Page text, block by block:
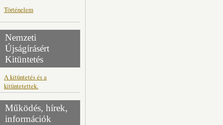
Történelem
Nemzeti
Újságírásért
Kitüntetés
A kitüntetés és a
kitüntetettek.
Működés, hírek,
információk